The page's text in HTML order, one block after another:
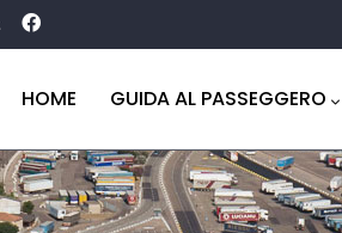
principale
HOME GUIDA AL PASSEGGERO